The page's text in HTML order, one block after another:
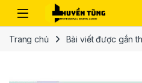
Trang chủ Bài viết được gắn